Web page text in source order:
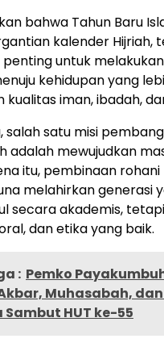
bahwa Tahun Baru
kalender Hijriah,
untuk
kehidupan yang
kualitas iman, ibadah,
salah satu misi
adalah mewujudkan
itu, pembinaan
melahirkan generasi
secara akademis,
dan etika yang baik.
: Pemko
Muhasabah,
Sambut HUT ke-55